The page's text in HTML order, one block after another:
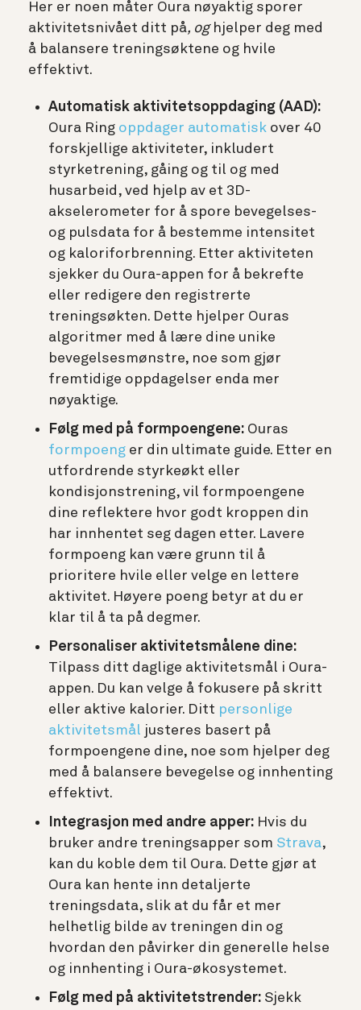
Her er noen måter Oura nøyaktig sporer
aktivitetsnivået ditt på, oghjelper deg med
å balansere treningsøktene og hvile
effektivt.
Automatisk aktivitetsoppdaging (AAD):
Oura Ring oppdager automatisk over 40
forskjellige aktiviteter, inkludert
styrketrening, gåing og til og med
husarbeid, ved hjelp av et 3D-
akselerometer for å spore bevegelses-
og pulsdata for å bestemme intensitet
og kaloriforbrenning. Etter aktiviteten
sjekker du Oura-appen for å bekrefte
eller redigere den registrerte
treningsøkten. Dette hjelper Ouras
algoritmer med å lære dine unike
bevegelsesmønstre, noe som gjør
fremtidige oppdagelser enda mer
nøyaktige.
Følg med på formpoengene: Ouras
formpoeng er din ultimate guide. Etter en
utfordrende styrkeøkt eller
kondisjonstrening, vil formpoengene
dine reflektere hvor godt kroppen din
har innhentet seg dagen etter. Lavere
formpoeng kan være grunn til å
prioritere hvile eller velge en lettere
aktivitet. Høyere poeng betyr at du er
klar til å ta på degmer.
Personaliser aktivitetsmålene dine:
Tilpass ditt daglige aktivitetsmål i Oura-
appen. Du kan velge å fokusere på skritt
eller aktive kalorier. Ditt personlige
aktivitetsmål justeres basert på
formpoengene dine, noe som hjelper deg
med å balansere bevegelse og innhenting
effektivt.
Integrasjon med andre apper: Hvis du
bruker andre treningsapper som Strava,
kan du koble dem til Oura. Dette gjør at
Oura kan hente inn detaljerte
treningsdata, slik at du får et mer
helhetlig bilde av treningen din og
hvordan den påvirker din generelle helse
og innhenting i Oura-økosystemet.
Følg med på aktivitetstrender: Sjekk